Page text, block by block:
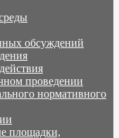
обсуждений
проведении
нормативного
площадки,